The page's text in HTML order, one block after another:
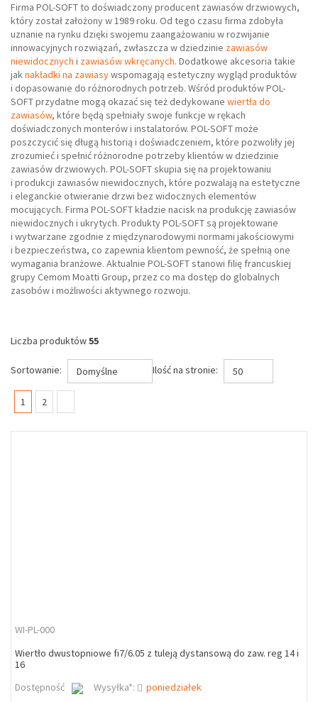
Firma POL-SOFT to doświadczony producent zawiasów drzwiowych,
który został założony w 1989 roku. Od tego czasu firma zdobyła
uznanie na rynku dzięki swojemu zaangażowaniu w rozwijanie
innowacyjnych rozwiązań, zwłaszcza w dziedzinie zawiasów
niewidocznych i zawiasów wkręcanych. Dodatkowe akcesoria takie
jaknakładki na zawiasywspomagają estetyczny wygląd produktów
i dopasowanie do różnorodnych potrzeb. Wśród produktów POL-
SOFT przydatne mogą okazać się też dedykowane wiertła do
zawiasów, które będą spełniały swoje funkcje w rękach
doświadczonych monterów i instalatorów. POL-SOFT może
poszczycić się długą historią i doświadczeniem, które pozwoliły jej
zrozumieć i spełnić różnorodne potrzeby klientów w dziedzinie
zawiasów drzwiowych. POL-SOFT skupia się na projektowaniu
i produkcji zawiasów niewidocznych, które pozwalają na estetyczne
i eleganckie otwieranie drzwi bez widocznych elementów
mocujących. Firma POL-SOFT kładzie nacisk na produkcję zawiasów
niewidocznych i ukrytych. Produkty POL-SOFT są projektowane
i wytwarzane zgodnie z międzynarodowymi normami jakościowymi
i bezpieczeństwa, co zapewnia klientom pewność, że spełnią one
wymagania branżowe. Aktualnie POL-SOFT stanowi filię francuskiej
grupy Cemom Moatti Group, przez co ma dostęp do globalnych
zasobów i możliwości aktywnego rozwoju.
Liczba produktów55
Sortowanie: Domyślne Ilość na stronie: 50
1 (current)
2
WI-PL-000
Wiertło dwustopniowe fi7/6.05 z tuleją dystansową do zaw. reg 14 i
16
Dostępność
Wysyłka*: poniedziałek